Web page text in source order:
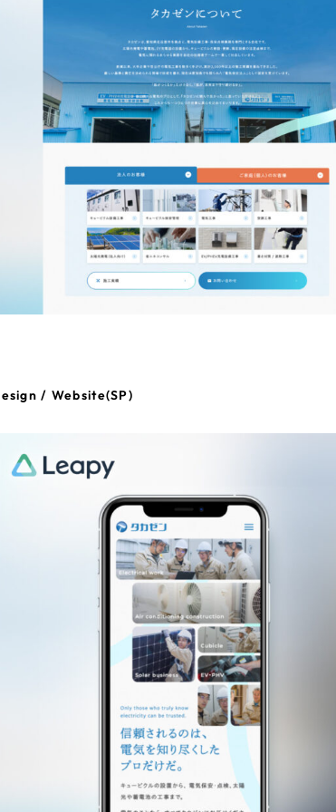
/ Website(SP)